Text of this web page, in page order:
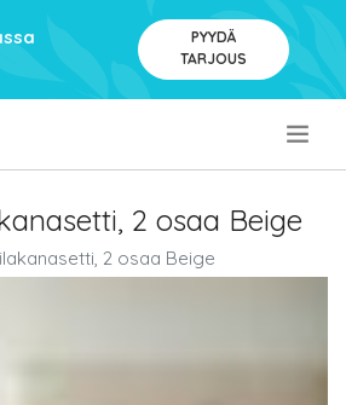
PYYDÄ
TARJOUS
2 osaa Beige
2 osaa Beige